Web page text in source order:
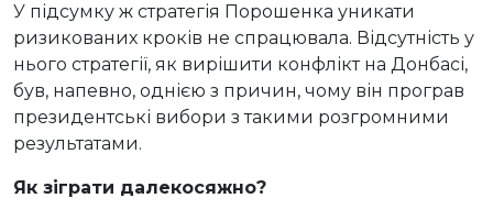
У підсумку ж стратегія Порошенка уникати
ризикованих кроків не спрацювала. Відсутність у
нього стратегії, як вирішити конфлікт на Донбасі,
був, напевно, однією з причин, чому він програв
президентські вибори з такими розгромними
результатами.
Як зіграти далекосяжно?